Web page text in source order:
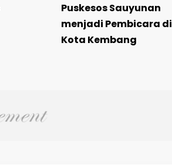
Puskesos Sauyunan
menjadi Pembicara di
Kota Kembang